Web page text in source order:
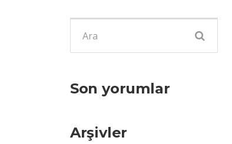
ara:
Son yorumlar
Arşivler